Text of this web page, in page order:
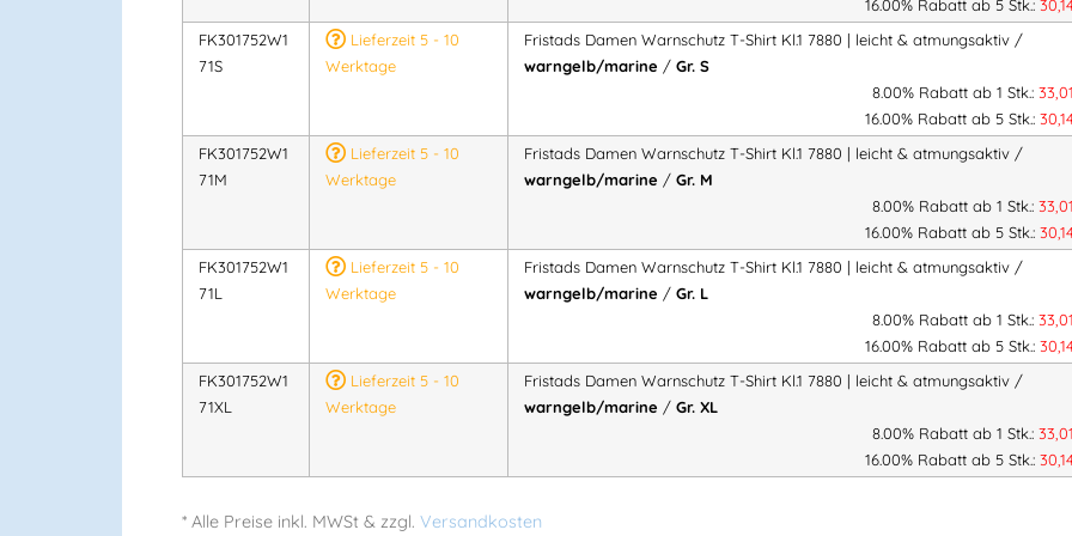
Sichtbarkeit bei schlechten
Zertifiziert nach25
Sicherheit für den
Nachhaltig &
100 % recyceltes Material
OEKO-TEX® Made in
EPD (Environmental
Nachhaltige Arbeitskleidung
Femininer, körpernaher
16.00% Rabatt ab 5 Stk.:
FK301752W1
71S
Lieferzeit 5 - 10
Werktage
Fristads Damen Warnschutz T-Shirt Kl.1 7880 | leicht & atmungsaktiv /
warngelb/marine / Gr. S
8.00% Rabatt ab 1 Stk.:
16.00% Rabatt ab 5 Stk.:
FK301752W1
71M
Lieferzeit 5 - 10
Werktage
Fristads Damen Warnschutz T-Shirt Kl.1 7880 | leicht & atmungsaktiv /
warngelb/marine / Gr. M
8.00% Rabatt ab 1 Stk.:
16.00% Rabatt ab 5 Stk.:
FK301752W1
71L
Lieferzeit 5 - 10
Werktage
Fristads Damen Warnschutz T-Shirt Kl.1 7880 | leicht & atmungsaktiv /
warngelb/marine / Gr. L
8.00% Rabatt ab 1 Stk.:
16.00% Rabatt ab 5 Stk.:
FK301752W1
71XL
Lieferzeit 5 - 10
Werktage
Fristads Damen Warnschutz T-Shirt Kl.1 7880 | leicht & atmungsaktiv /
warngelb/marine / Gr. XL
8.00% Rabatt ab 1 Stk.:
16.00% Rabatt ab 5 Stk.:
* Alle Preise inkl. MWSt & zzgl. Versandkosten